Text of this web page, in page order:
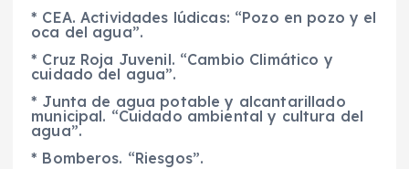
* CEA. Actividades lúdicas: “Pozo en pozo y el
oca del agua”.
* Cruz Roja Juvenil. “Cambio Climático y
cuidado del agua”.
* Junta de agua potable y alcantarillado
municipal. “Cuidado ambiental y cultura del
agua”.
* Bomberos. “Riesgos”.